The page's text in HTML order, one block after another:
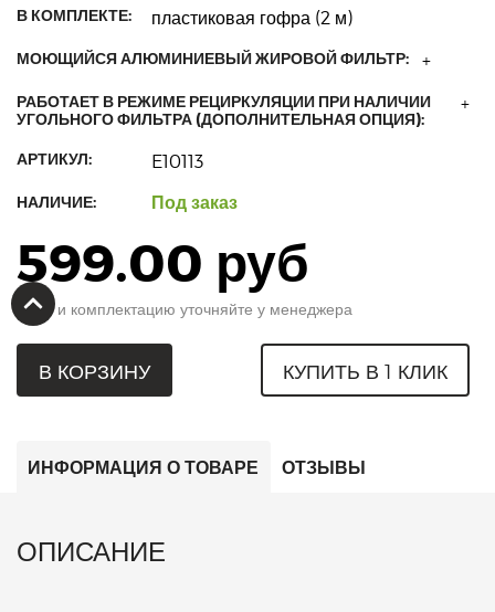
В КОМПЛЕКТЕ: пластиковая гофра (2 м)
МОЮЩИЙСЯ АЛЮМИНИЕВЫЙ ЖИРОВОЙ ФИЛЬТР: +
РАБОТАЕТ В РЕЖИМЕ РЕЦИРКУЛЯЦИИ ПРИ НАЛИЧИИ
УГОЛЬНОГО ФИЛЬТРА (ДОПОЛНИТЕЛЬНАЯ ОПЦИЯ):
+
АРТИКУЛ: E10113
НАЛИЧИЕ: Под заказ
599.00 руб
Цену и комплектацию уточняйте у менеджера
В КОРЗИНУ КУПИТЬ В 1 КЛИК
ИНФОРМАЦИЯ О ТОВАРЕ ОТЗЫВЫ
ОПИСАНИЕ